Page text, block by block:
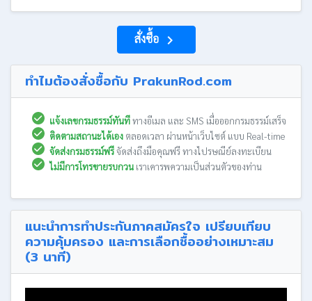
สั่งซื้อ navigate_next
ทำไมต้องสั่งซื้อกับ PrakunRod.com
แจ้งเลขกรมธรรม์ทันทีทางอีเมล และ SMS เมื่อออกกรมธรรม์เสร็จ
ติดตามสถานะได้เอง ตลอดเวลา ผ่านหน้าเว็บไซต์ แบบ Real-time
จัดส่งกรมธรรม์ฟรีจัดส่งถึงมือคุณฟรี ทางไปรษณีย์ลงทะเบียน
ไม่มีการโทรขายรบกวน เราเคารพความเป็นส่วนตัวของท่าน
แนะนำการทำประกันภาคสมัครใจ เปรียบเทียบ
ความคุ้มครอง และการเลือกซื้ออย่างเหมาะสม
(3 นาที)